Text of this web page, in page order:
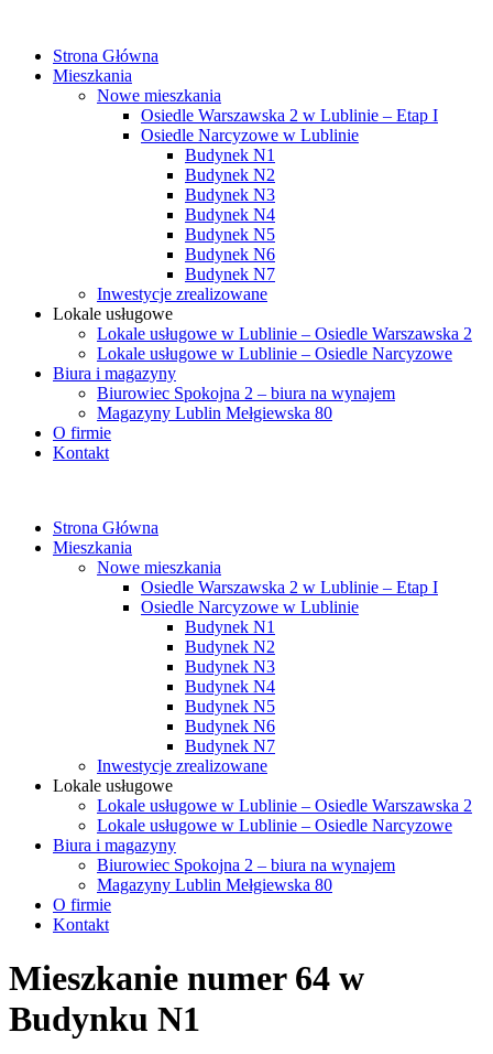
Strona Główna
Mieszkania
Nowe mieszkania
Osiedle Warszawska 2 w Lublinie – Etap I
Osiedle Narcyzowe w Lublinie
Budynek N1
Budynek N2
Budynek N3
Budynek N4
Budynek N5
Budynek N6
Budynek N7
Inwestycje zrealizowane
Lokale usługowe
Lokale usługowe w Lublinie – Osiedle Warszawska 2
Lokale usługowe w Lublinie – Osiedle Narcyzowe
Biura i magazyny
Biurowiec Spokojna 2 – biura na wynajem
Magazyny Lublin Mełgiewska 80
O firmie
Kontakt
Strona Główna
Mieszkania
Nowe mieszkania
Osiedle Warszawska 2 w Lublinie – Etap I
Osiedle Narcyzowe w Lublinie
Budynek N1
Budynek N2
Budynek N3
Budynek N4
Budynek N5
Budynek N6
Budynek N7
Inwestycje zrealizowane
Lokale usługowe
Lokale usługowe w Lublinie – Osiedle Warszawska 2
Lokale usługowe w Lublinie – Osiedle Narcyzowe
Biura i magazyny
Biurowiec Spokojna 2 – biura na wynajem
Magazyny Lublin Mełgiewska 80
O firmie
Kontakt
Mieszkanie numer 64 w
Budynku N1